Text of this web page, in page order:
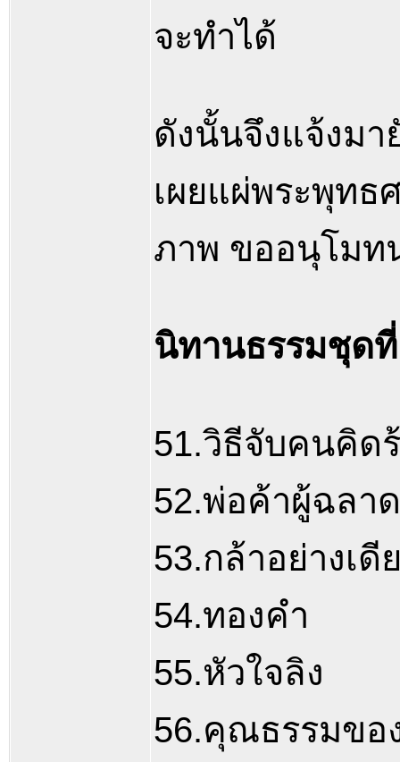
จะทำได้
ดังนั้นจึงแจ้งม
เผยแผ่พระพุท
ภาพ ขออนุโมท
นิทานธรรมชุดที่
51.วิธีจับคนคิด
52.พ่อค้าผู้ฉลาด
53.กล้าอย่างเ
54.ทองคำ
55.หัวใจลิง
56.คุณธรรมขอ